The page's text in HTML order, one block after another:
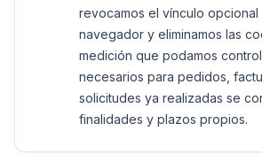
revocamos el vínculo opcional
navegador y eliminamos las
medición que podamos
necesarios para pedidos,
solicitudes ya realizadas se
finalidades y plazos propios.